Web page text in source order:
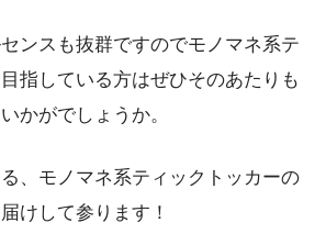
ンスも抜群ですのでモノマネ系テ
指している方はぜひそのあたりも
かがでしょうか。
、モノマネ系ティックトッカーの
けして参ります！